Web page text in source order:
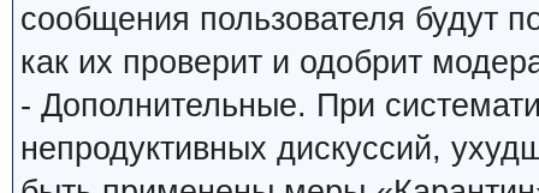
сообщения пользователя будут
как их проверит и одобрит
- Дополнительные. При
непродуктивных дискуссий,